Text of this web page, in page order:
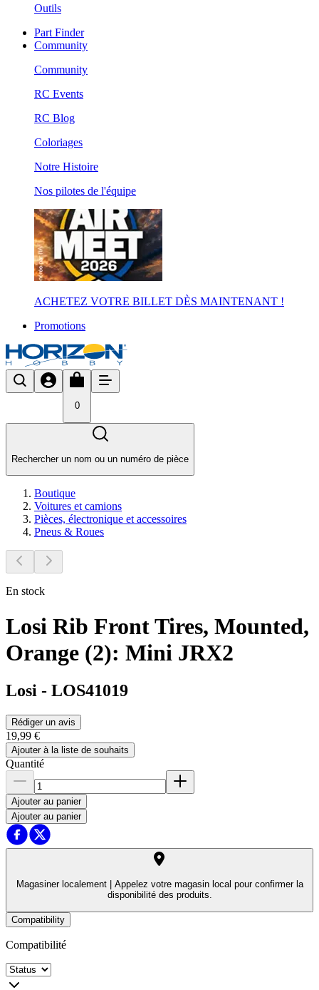
Outils
Part Finder
Community
Community
RC Events
RC Blog
Coloriages
Notre Histoire
Nos pilotes de l'équipe
ACHETEZ VOTRE BILLET DÈS MAINTENANT !
Promotions
0
Rechercher un nom ou un numéro de pièce
Boutique
Voitures et camions
Pièces, électronique et accessoires
Pneus & Roues
En stock
Losi Rib Front Tires, Mounted,
Orange (2): Mini JRX2
Losi - LOS41019
Rédiger un avis
19,99 €
Ajouter à la liste de souhaits
Quantité
Ajouter au panier
Ajouter au panier
Magasiner localement |
Appelez votre magasin local pour confirmer la
disponibilité des produits.
Compatibility
Compatibilité